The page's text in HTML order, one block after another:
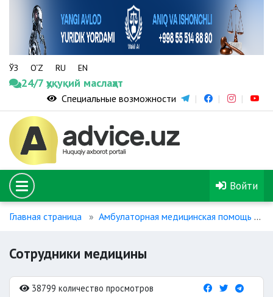
ЎЗ O‘Z RU EN
24/7 ҳуқуқий маслаҳат
Специальные возможности
Войти
Главная страница Амбулаторная медицинская помощь
Сотрудники медицины
38799 количество просмотров